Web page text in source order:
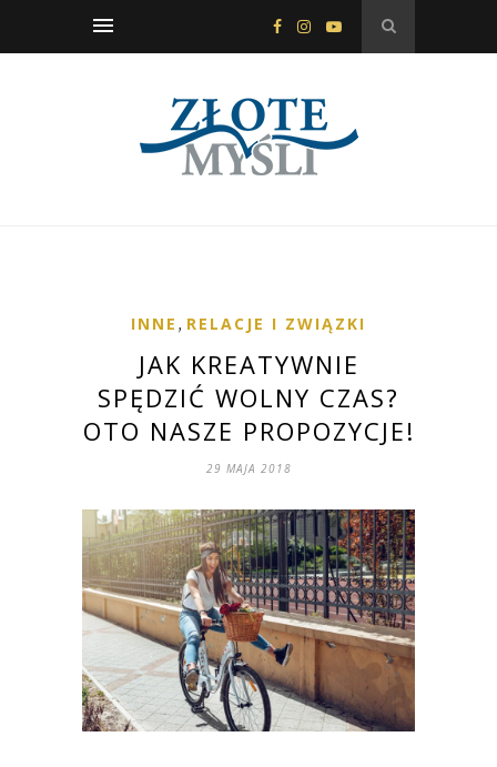
INNE , RELACJE I ZWIĄZKI
JAK KREATYWNIE
SPĘDZIĆ WOLNY CZAS?
OTO NASZE PROPOZYCJE!
29 MAJA 2018